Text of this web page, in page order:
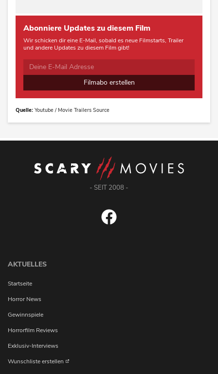
Abonniere Updates zu diesem Film
Wir schicken dir eine E-Mail, sobald es neue Filmstarts, Trailer
und andere Updates zu diesem Film gibt!
Filmabo erstellen
Quelle: Youtube / Movie Trailers Source
- SEIT 2008 -
AKTUELLES
Startseite
Horror News
Gewinnspiele
Horrorfilm Reviews
Exklusiv-Interviews
Wunschliste erstellen